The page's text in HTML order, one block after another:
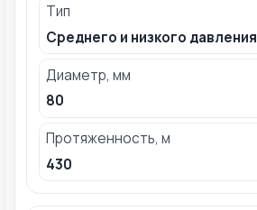
Тип
Среднего и низкого давления
Диаметр, мм
80
Протяженность, м
430